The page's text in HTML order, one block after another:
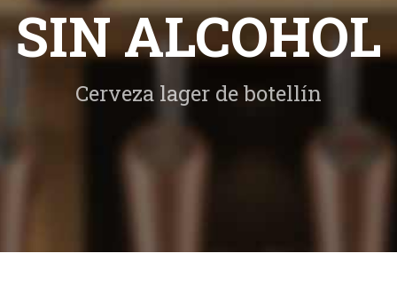
SIN ALCOHOL
Cerveza lager de botellín